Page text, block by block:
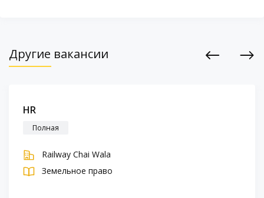
Другие вакансии
HR
Полная
Railway Chai Wala
Земельное право